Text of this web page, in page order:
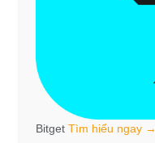
Bitget Tìm hiểu ngay →